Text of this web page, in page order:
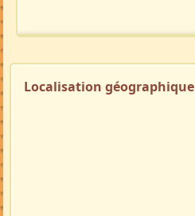
Localisation géographique